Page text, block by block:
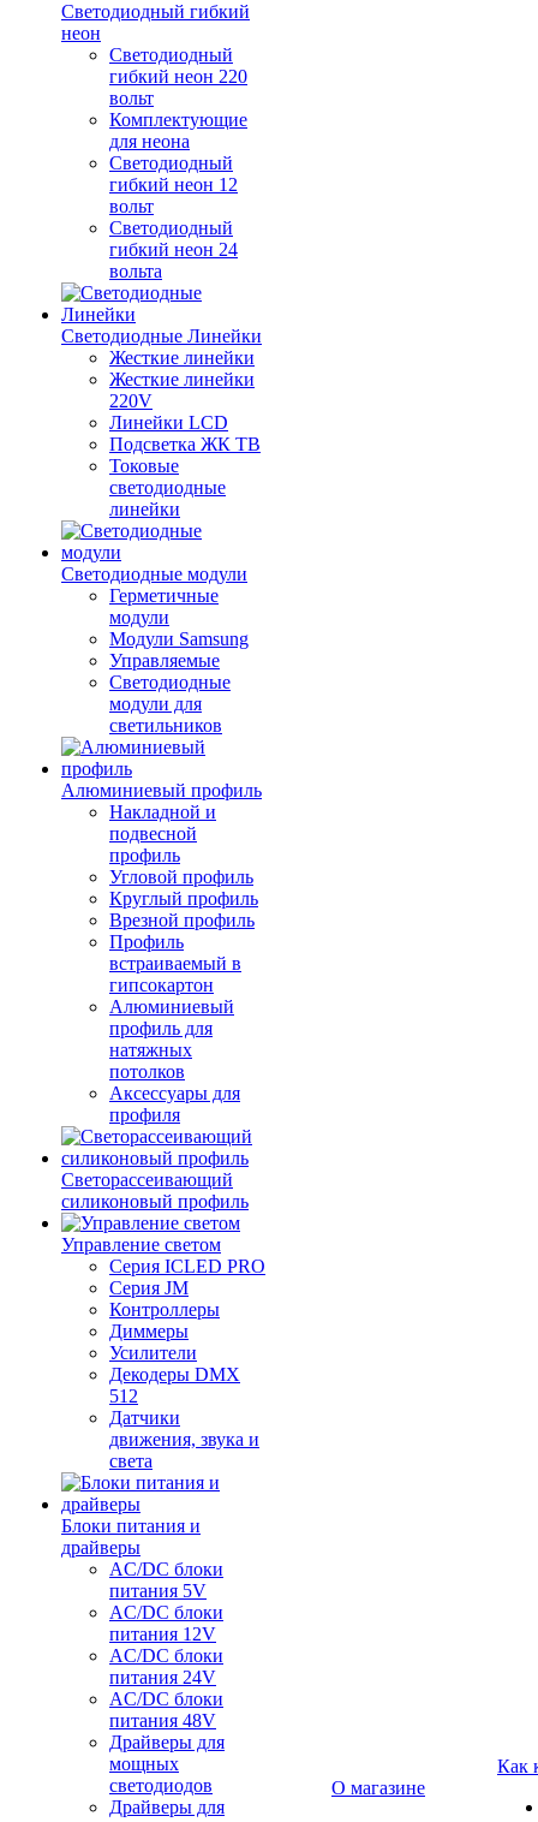
Светодиодный гибкий
неон
Светодиодный
гибкий неон 220
вольт
Комплектующие
для неона
Светодиодный
гибкий неон 12
вольт
Светодиодный
гибкий неон 24
вольта
Светодиодные Линейки
Жесткие линейки
Жесткие линейки
220V
Линейки LCD
Подсветка ЖК ТВ
Токовые
светодиодные
линейки
Светодиодные модули
Герметичные
модули
Модули Samsung
Управляемые
Светодиодные
модули для
светильников
Алюминиевый профиль
Накладной и
подвесной
профиль
Угловой профиль
Круглый профиль
Врезной профиль
Профиль
встраиваемый в
гипсокартон
Алюминиевый
профиль для
натяжных
потолков
Аксессуары для
профиля
Светорассеивающий
силиконовый профиль
Управление светом
Серия ICLED PRO
Серия JM
Контроллеры
Диммеры
Усилители
Декодеры DMX
512
Датчики
движения, звука и
света
Блоки питания и
драйверы
AC/DC блоки
питания 5V
AC/DC блоки
питания 12V
AC/DC блоки
питания 24V
AC/DC блоки
питания 48V
Драйверы для
мощных
светодиодов
Драйверы для
О магазине
Как